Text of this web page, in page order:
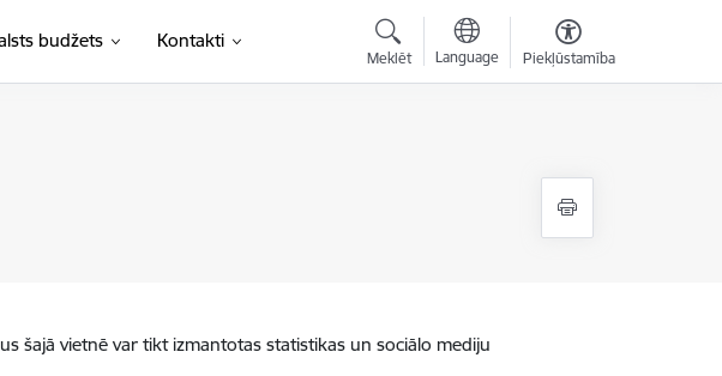
budžets Kontakti
Meklēt Language Piekļūstamība
šajā vietnē var tikt izmantotas statistikas un sociālo mediju